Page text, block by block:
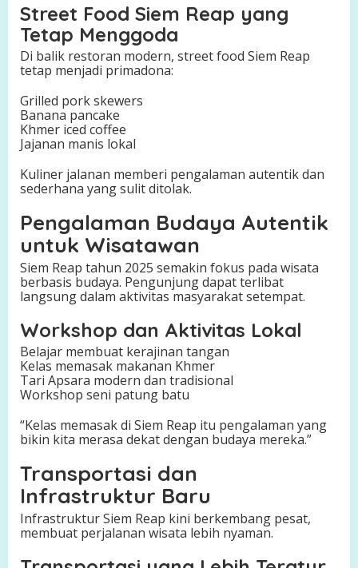
Street Food Siem Reap yang
Tetap Menggoda
Di balik restoran modern, street food Siem Reap
tetap menjadi primadona:
Grilled pork skewers
Banana pancake
Khmer iced coffee
Jajanan manis lokal
Kuliner jalanan memberi pengalaman autentik dan
sederhana yang sulit ditolak.
Pengalaman Budaya Autentik
untuk Wisatawan
Siem Reap tahun 2025 semakin fokus pada wisata
berbasis budaya. Pengunjung dapat terlibat
langsung dalam aktivitas masyarakat setempat.
Workshop dan Aktivitas Lokal
Belajar membuat kerajinan tangan
Kelas memasak makanan Khmer
Tari Apsara modern dan tradisional
Workshop seni patung batu
“Kelas memasak di Siem Reap itu pengalaman yang
bikin kita merasa dekat dengan budaya mereka.”
Transportasi dan
Infrastruktur Baru
Infrastruktur Siem Reap kini berkembang pesat,
membuat perjalanan wisata lebih nyaman.